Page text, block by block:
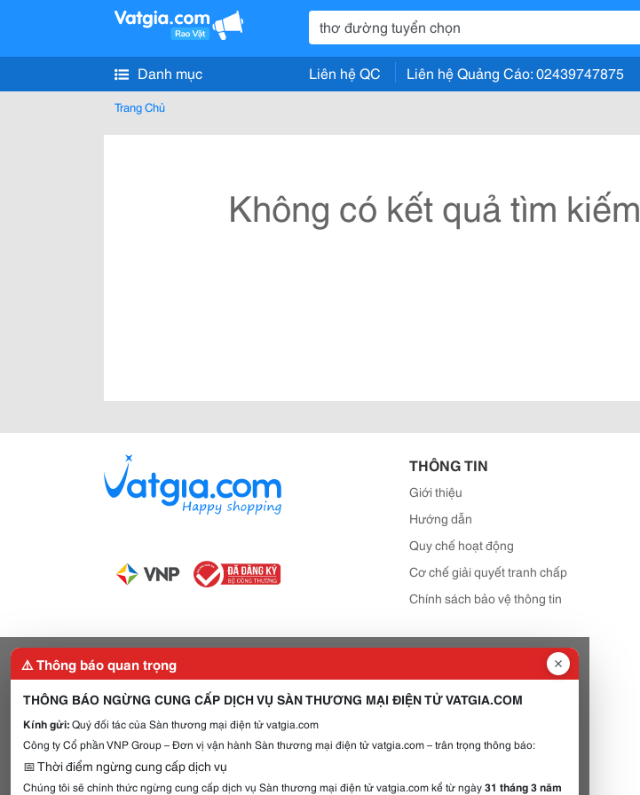
Danh mục Liên hệ QC Liên hệ Quảng Cáo: 02439747875
Trang Chủ
Không có kết quả tìm kiếm
THÔNG TIN
Giới thiệu
Hướng dẫn
Quy chế hoạt động
Cơ chế giải quyết tranh chấp
Chính sách bảo vệ thông tin
⚠️ Thông báo quan trọng
THÔNG BÁO NGỪNG CUNG CẤP DỊCH VỤ SÀN THƯƠNG MẠI ĐIỆN TỬ VATGIA.COM
Kính gửi:Quý đối tác của Sàn thương mại điện tử vatgia.com
Công ty Cổ phần VNP Group – Đơn vị vận hành Sàn thương mại điện tử vatgia.com – trân trọng thông báo:
📅 Thời điểm ngừng cung cấp dịch vụ
Chúng tôi sẽ chính thức ngừng cung cấp dịch vụ Sàn thương mại điện tử vatgia.com kể từ ngày31 tháng 3 năm